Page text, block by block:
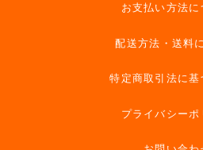
お支払い方法に
配送方法・送料
特定商取引法に基
プライバシーポ